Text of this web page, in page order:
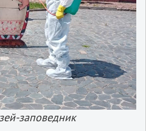
заповедник